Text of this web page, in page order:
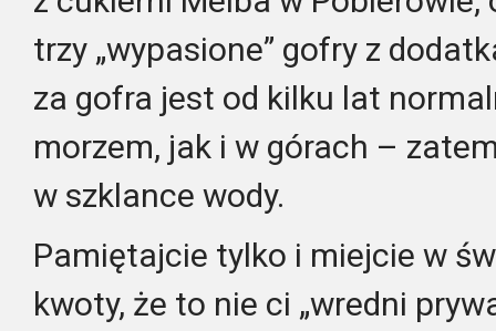
trzy „wypasione” gofry z
za gofra jest od kilku lat
morzem, jak i w górach –
w szklance wody.
Pamiętajcie tylko i miejcie w
kwoty, że to nie ci „wredni